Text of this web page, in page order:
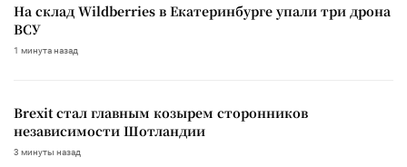
На склад Wildberries в Екатеринбурге упали три дрона
ВСУ
1 минута назад
Brexit стал главным козырем сторонников
независимости Шотландии
3 минуты назад